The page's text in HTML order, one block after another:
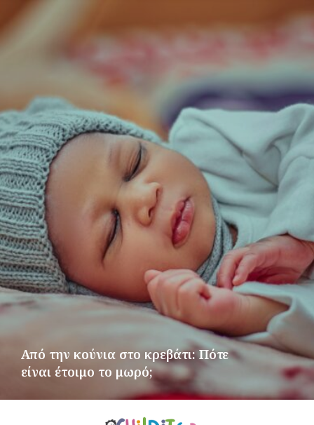
Από την κούνια στο κρεβάτι: Πότε
είναι έτοιμο το μωρό;